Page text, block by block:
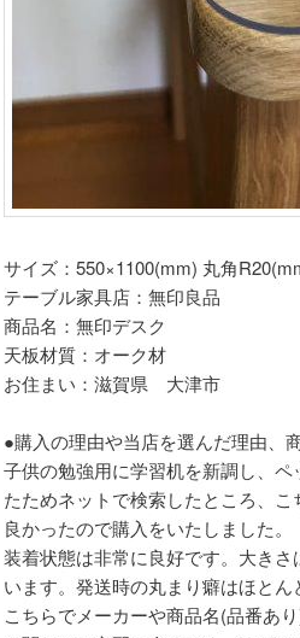
サイズ：550×1100(mm) 丸角
テーブル家具店：無印良品
商品名：無印デスク
天板材質：オーク材
お住まい：滋賀県 大津市
●購入の理由や当店を選んだ理由、
子供の勉強用に学習机を新調し、
たためネットで検索したところ、
良かったので購入をいたしました。
装着状態は非常に良好です。大き
います。発送時の丸まり癖はほとん
こちらでメーカーや商品名(品番あ